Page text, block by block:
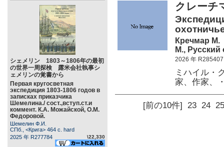
シェメリン 1803～1806年の最初
の世界一周探検 露米会社執事シ
ェメリンの覚書から
Первая кругосветная
экспедиция 1803-1806 годов в
записках приказчика
Шемелина./ сост.,вступ.ст.и
коммент. К.А. Можайской, О.М.
Федоровой.
Шемелин Ф.И.
СПб., <Крига> 464 c. hard
2025 年 R277784
\22,330
クレー
Кречмар М.
М., Русский
2026 年 R285407
ミハイル・
家、作家、
[前の10件] 23 24 25